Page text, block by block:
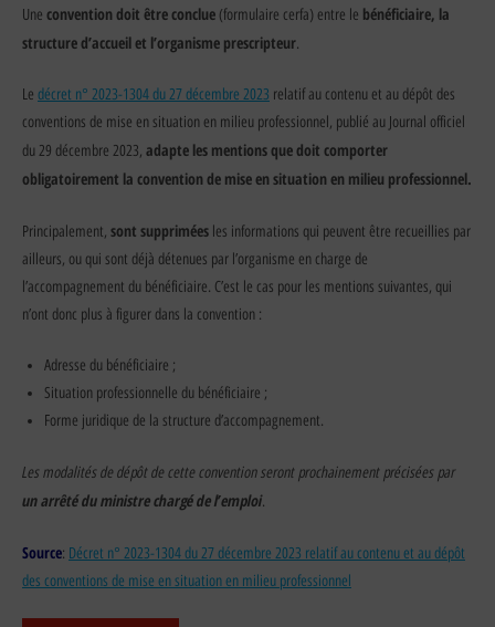
Une convention doit être conclue (formulaire cerfa) entre le bénéficiaire, la
structure d’accueil et l’organisme prescripteur.
Le décret n° 2023-1304 du 27 décembre 2023 relatif au contenu et au dépôt des
conventions de mise en situation en milieu professionnel, publié au Journal officiel
du 29 décembre 2023, adapte les mentions que doit comporter
obligatoirement la convention de mise en situation en milieu professionnel.
Principalement, sont supprimées les informations qui peuvent être recueillies par
ailleurs, ou qui sont déjà détenues par l’organisme en charge de
l’accompagnement du bénéficiaire. C’est le cas pour les mentions suivantes, qui
n’ont donc plus à figurer dans la convention :
Adresse du bénéficiaire ;
Situation professionnelle du bénéficiaire ;
Forme juridique de la structure d’accompagnement.
Les modalités de dépôt de cette convention seront prochainement précisées par
un arrêté du ministre chargé de l’emploi.
Source: Décret n° 2023-1304 du 27 décembre 2023 relatif au contenu et au dépôt
des conventions de mise en situation en milieu professionnel